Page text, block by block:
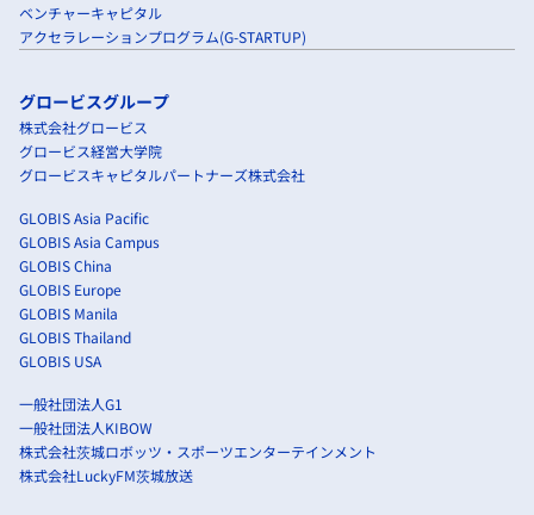
ベンチャーキャピタル
アクセラレーションプログラム(G-STARTUP)
グロービスグループ
株式会社グロービス
グロービス経営大学院
グロービスキャピタルパートナーズ株式会社
GLOBIS Asia Pacific
GLOBIS Asia Campus
GLOBIS China
GLOBIS Europe
GLOBIS Manila
GLOBIS Thailand
GLOBIS USA
一般社団法人G1
一般社団法人KIBOW
株式会社茨城ロボッツ・スポーツエンターテインメント
株式会社LuckyFM茨城放送